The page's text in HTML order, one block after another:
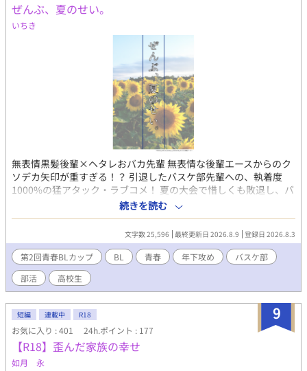
ぜんぶ、夏のせい。
いちき
無表情黒髪後輩×ヘタレおバカ先輩 無表情な後輩エースからのク
ソデカ矢印が重すぎる！？ 引退したバスケ部先輩への、執着度
1000%の猛アタック・ラブコメ！ 夏の大会で惜しくも敗退し、バ
スケ部を引退した高校3年の日高。 これからは受験勉強に専
念……するはずが、なぜか新キャプテンに就任した2年の天才エー
ス・若狭にゴリゴリに付きまとわれていた。 無表情で言葉少な、
けれどバスケの実力は圧倒的。 そんなモテ要素しかない若狭と一
緒に夏祭りに行くことになった日高だったが、打ち上げ花火の下
で、突然強引にキスを奪われて大パニック！ 「なんで俺！？」 セ
クハラ禁止！ 不同意ダメ！ と必死に理性を保ち、どうにか後輩か
ら逃げ回ろうとする日高をよそに、迫りくる若狭の猛アプローチ
は止まらない。 引退した先輩と、これから全国を目指す後輩。 息
もつかせぬテンポで繰り広げられる、笑いあり、ツッコミあり、
胸キュンありの青春ドタバタ・スポーツBL！ ※毎日２０時頃更新
予定※
続きを読む
文字数 25,596 最終更新日 2026.8.9 登録日 2026.8.3
第2回青春BLカップ BL 青春 年下攻め
バスケ部
部活
高校生
9
短編 連載中 R18
お気に入り : 401 24h.ポイント : 177
【R18】歪んだ家族の幸せ
如月 永